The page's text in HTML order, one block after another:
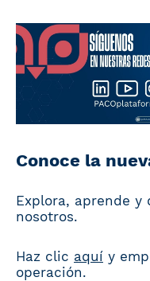
Conoce la
Explora, aprende y
nosotros.
Haz clic aquí y
operación.